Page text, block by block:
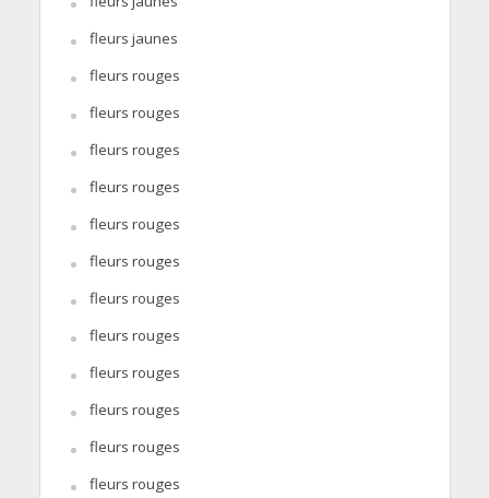
fleurs jaunes
fleurs rouges
fleurs rouges
fleurs rouges
fleurs rouges
fleurs rouges
fleurs rouges
fleurs rouges
fleurs rouges
fleurs rouges
fleurs rouges
fleurs rouges
fleurs rouges